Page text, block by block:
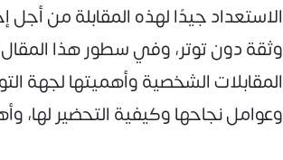
الاستعداد جيدًا لهذه المقابلة من أجل
وثقة دون توتر، وفي سطور هذا
المقابلات الشخصية وأهميتها لجهة
وعوامل نجاحها وكيفية التحضير لها،